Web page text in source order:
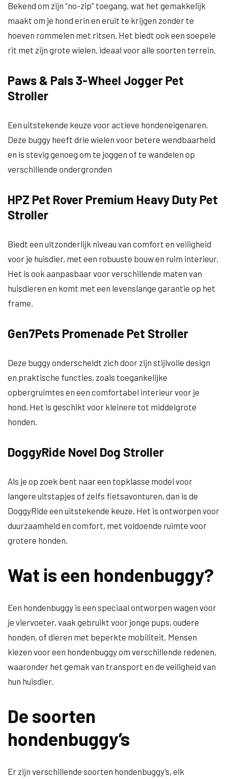
Bekend om zijn “no-zip” toegang, wat het gemakkelijk
maakt om je hond erin en eruit te krijgen zonder te
hoeven rommelen met ritsen. Het biedt ook een soepele
rit met zijn grote wielen, ideaal voor alle soorten terrein.
Paws & Pals 3-Wheel Jogger Pet
Stroller
Een uitstekende keuze voor actieve hondeneigenaren.
Deze buggy heeft drie wielen voor betere wendbaarheid
en is stevig genoeg om te joggen of te wandelen op
verschillende ondergronden
HPZ Pet Rover Premium Heavy Duty Pet
Stroller
Biedt een uitzonderlijk niveau van comfort en veiligheid
voor je huisdier, met een robuuste bouw en ruim interieur.
Het is ook aanpasbaar voor verschillende maten van
huisdieren en komt met een levenslange garantie op het
frame.
Gen7Pets Promenade Pet Stroller
Deze buggy onderscheidt zich door zijn stijlvolle design
en praktische functies, zoals toegankelijke
opbergruimtes en een comfortabel interieur voor je
hond. Het is geschikt voor kleinere tot middelgrote
honden.
DoggyRide Novel Dog Stroller
Als je op zoek bent naar een topklasse model voor
langere uitstapjes of zelfs fietsavonturen, dan is de
DoggyRide een uitstekende keuze. Het is ontworpen voor
duurzaamheid en comfort, met voldoende ruimte voor
grotere honden.
Wat is een hondenbuggy?
Een hondenbuggy is een speciaal ontworpen wagen voor
je viervoeter, vaak gebruikt voor jonge pups, oudere
honden, of dieren met beperkte mobiliteit. Mensen
kiezen voor een hondenbuggy om verschillende redenen,
waaronder het gemak van transport en de veiligheid van
hun huisdier.
De soorten
hondenbuggy’s
Er zijn verschillende soorten hondenbuggy’s, elk